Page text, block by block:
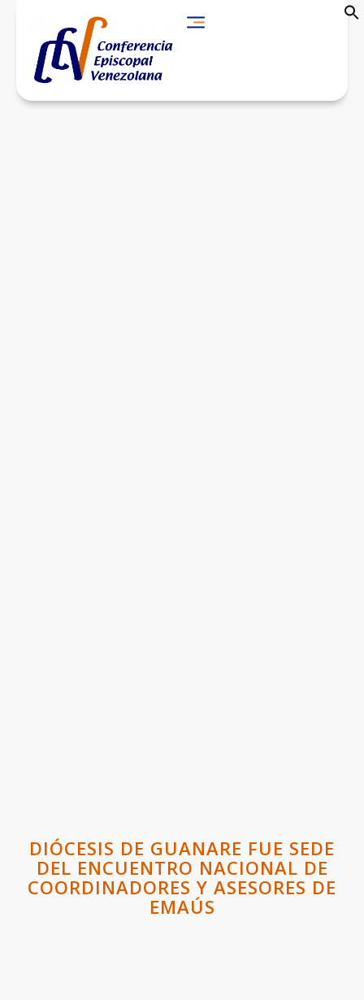
DIÓCESIS DE GUANARE FUE SEDE
DEL ENCUENTRO NACIONAL DE
COORDINADORES Y ASESORES DE
EMAÚS